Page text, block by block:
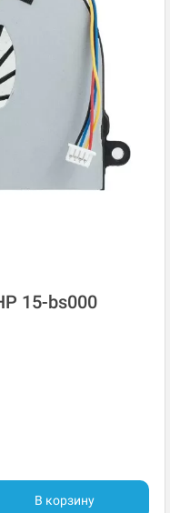
15-bs000
В корзину